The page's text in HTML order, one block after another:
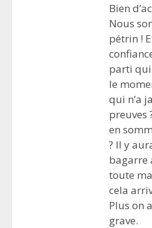
Bien
Nous
pétrin !
parti qui
le
qui n’a
preuves
en
? Il y
bagarre
toute
cela
Plus on
grave.